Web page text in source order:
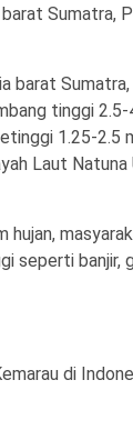
Sumatra,
barat
tinggi 2.5-
1.25-2.5
Laut
seperti banjir,
di